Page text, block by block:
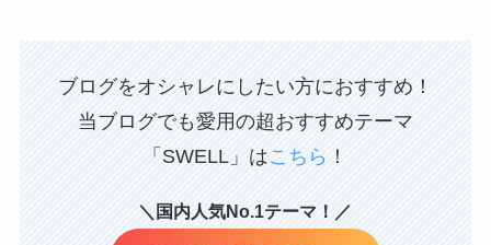
ブログをオシャレにしたい方におすすめ！
当ブログでも愛用の超おすすめテーマ
「SWELL」はこちら ！
＼国内人気No.1テーマ！／